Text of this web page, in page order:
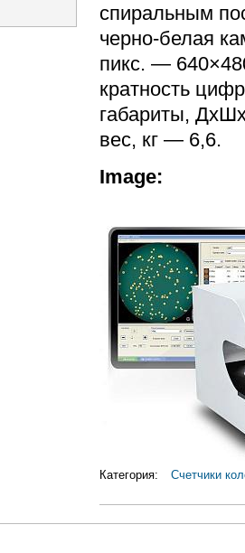
спиральным
черно-белая
пикс. —
кратность
габариты,
вес, кг — 6,6.
Image:
Категория: Счетчики